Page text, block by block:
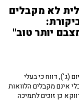
לא מקבלים
יותר טוב"
(ג'), דווח כי בעלי
אינם מקבלים הלוואות
כן זוכים לתמיכה